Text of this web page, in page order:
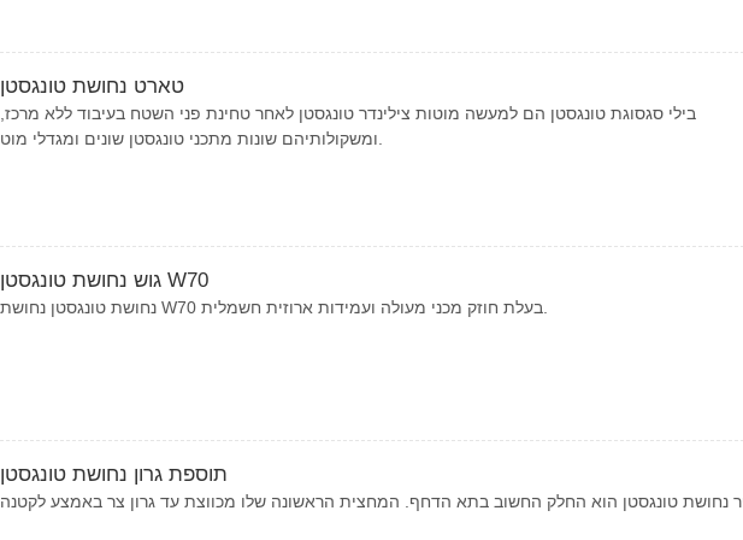
טארט נחושת טונגסטן
בילי סגסוגת טונגסטן הם למעשה מוטות צילינדר טונגסטן לאחר טחינת פני השטח בעיבוד ללא מרכז,
גוש נחושת טונגסטן W70
תוספת גרון נחושת טונגסטן